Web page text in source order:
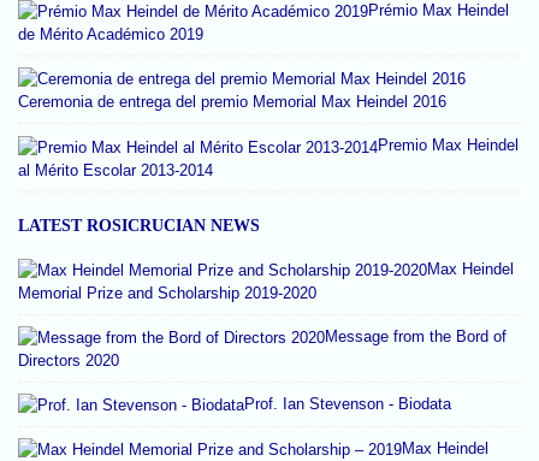
Prémio Max Heindel
de Mérito Académico 2019
Ceremonia de entrega del premio Memorial Max Heindel 2016
Premio Max Heindel
al Mérito Escolar 2013-2014
LATEST ROSICRUCIAN NEWS
Max Heindel
Memorial Prize and Scholarship 2019-2020
Message from the Bord of
Directors 2020
Prof. Ian Stevenson - Biodata
Max Heindel